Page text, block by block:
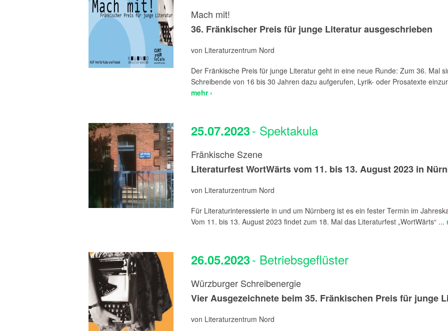
Mach mit!
36. Fränkischer Preis für junge Literatur ausgeschrieben
von Literaturzentrum Nord
Der Fränkische Preis für junge Literatur geht in eine neue Runde: Zum 36. Mal
Schreibende von 16 bis 30 Jahren dazu aufgerufen, Lyrik- oder Prosatexte
mehr ›
25.07.2023- Spektakula
Fränkische Szene
Literaturfest WortWärts vom 11. bis 13. August 2023 in
von Literaturzentrum Nord
Für Literaturinteressierte in und um Nürnberg ist es ein fester Termin im
Vom 11. bis 13. August 2023 findet zum 18. Mal das Literaturfest „WortWärts“ ...
26.05.2023- Betriebsgeflüster
Würzburger Schreibenergie
Vier Ausgezeichnete beim 35. Fränkischen Preis für junge
von Literaturzentrum Nord